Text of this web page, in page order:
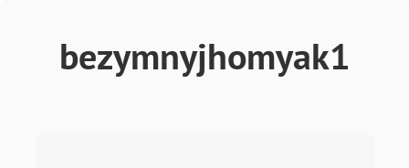
bezymnyjhomyak1